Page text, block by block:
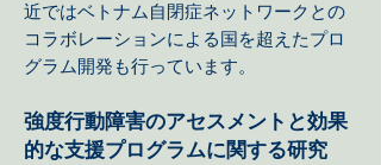
近ではベトナム自閉症ネットワークとの
コラボレーションによる国を超えたプロ
グラム開発も行っています。
強度行動障害のアセスメントと効果
的な支援プログラムに関する研究